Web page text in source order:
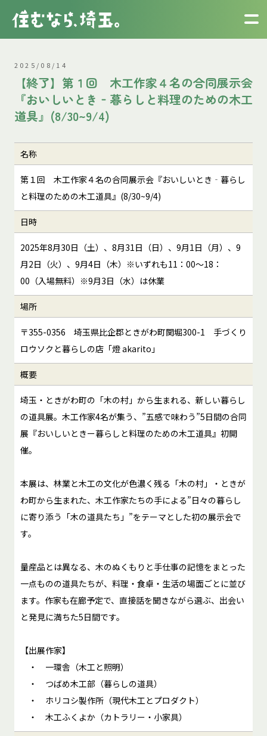
2025/08/14
【終了】第１回 木工作家４名の合同展示会
『おいしいとき‐暮らしと料理のための木工
道具』(8/30~9/4)
名称
第１回 木工作家４名の合同展示会『おいしいとき‐暮らし
と料理のための木工道具』(8/30~9/4)
日時
2025年8月30日（土）、8月31日（日）、9月1日（月）、9
月2日（火）、9月4日（木）※いずれも11：00～18：
00（入場無料）※9月3日（水）は休業
場所
〒355-0356 埼玉県比企郡ときがわ町関堀300-1 手づくり
ロウソクと暮らしの店「燈 akarito」
概要
埼玉・ときがわ町の「木の村」から生まれる、新しい暮らし
の道具展。木工作家4名が集う、”五感で味わう”5日間の合同
展『おいしいときー暮らしと料理のための木工道具』初開
催。
本展は、林業と木工の文化が色濃く残る「木の村」・ときが
わ町から生まれた、木工作家たちの手による”日々の暮らし
に寄り添う「木の道具たち」”をテーマとした初の展示会で
す。
量産品とは異なる、木のぬくもりと手仕事の記憶をまとった
一点ものの道具たちが、料理・食卓・生活の場面ごとに並び
ます。作家も在廊予定で、直接話を聞きながら選ぶ、出会い
と発見に満ちた5日間です。
【出展作家】
・ 一環舎（木工と照明）
・ つばめ木工部（暮らしの道具）
・ ホリコシ製作所（現代木工とプロダクト）
・ 木工ふくよか（カトラリー・小家具）